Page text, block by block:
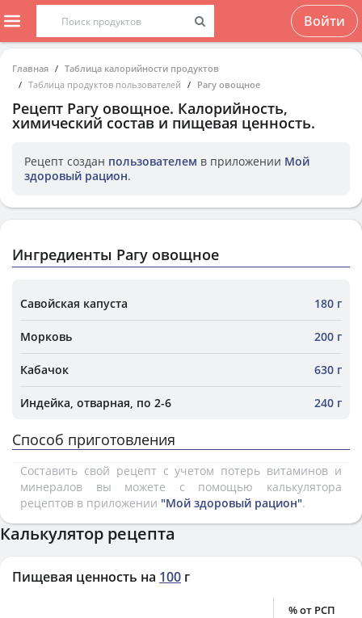
Войти
Главная
Таблица калорийности продуктов
Таблица продуктов пользователей
Рагу овощное
Рецепт Рагу овощное. Калорийность,
химический состав и пищевая ценность.
Рецепт создан пользователем в приложении Мой
здоровый рацион.
Ингредиенты Рагу овощное
Савойская капуста 180 г
Морковь 200 г
Кабачок 630 г
Индейка, отварная, по 2-6 240 г
Способ приготовления
Составить свой рецепт с учетом потерь витаминов и
минералов вы можете с помощью калькулятора
рецептов в приложении "Мой здоровый рацион".
Калькулятор рецепта
Пищевая ценность на 100 г
% от РСП